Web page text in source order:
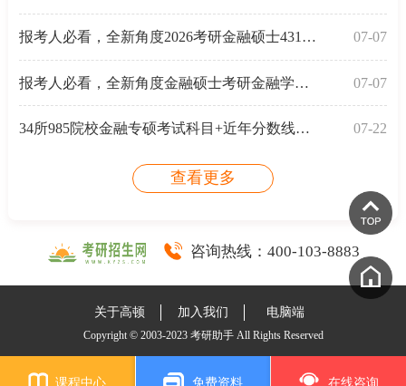
报考人必看，全新角度2026考研金融硕士431金融学综合备 07-07
报考人必看，全新角度金融硕士考研金融学考试分析-常 07-07
34所985院校金融专硕考试科目+近年分数线汇总 07-22
查看更多
咨询热线：400-103-8883
关于高顿 加入我们 电脑端
Copyright © 2003-2023 考研助手 All Rights Reserved
课程中心 免费资料 在线咨询